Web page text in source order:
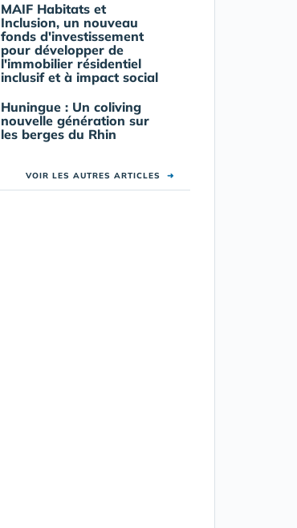
MAIF Habitats et
Inclusion, un nouveau
fonds d'investissement
pour développer de
l'immobilier résidentiel
inclusif et à impact social
Huningue : Un coliving
nouvelle génération sur
les berges du Rhin
VOIR LES AUTRES ARTICLES ➜